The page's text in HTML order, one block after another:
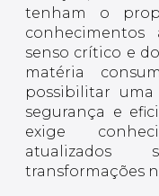
tenham o
conhecimentos
senso crítico e
matéria
possibilitar
segurança e
exige
atualizados
transformações